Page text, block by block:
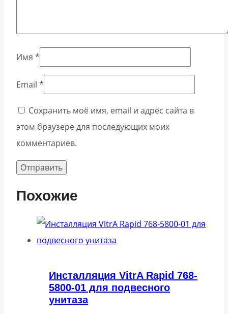
Имя *
Email *
Сохранить моё имя, email и адрес сайта в
этом браузере для последующих моих
комментариев.
Похожие
Инсталляция VitrA Rapid 768-
5800-01 для подвесного
унитаза